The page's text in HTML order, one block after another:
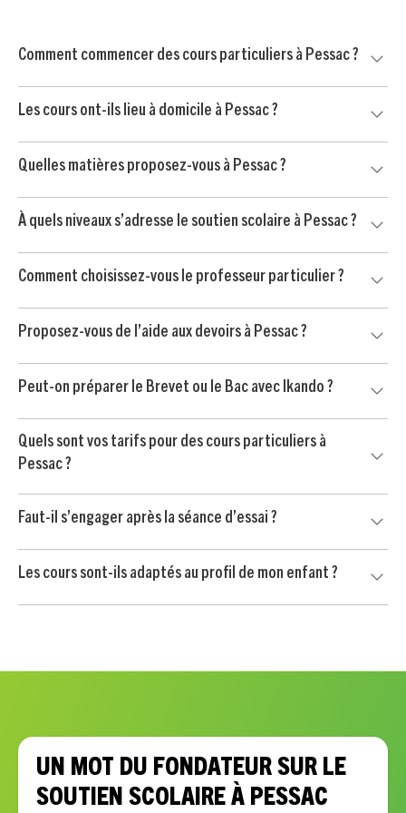
Comment commencer des cours particuliers à Pessac ?
avec un conseiller pédagogique. Nous mettons ensuite
votre enfant en relation avec un professeur particulier
soigneusement sélectionné à Pessac, puis vous
Les cours ont-ils lieu à domicile à Pessac ?
Pessac et dans les environs, selon vos disponibilités et
l’organisation de votre famille.
Quelles matières proposez-vous à Pessac ?
Nous proposons du soutien scolaire dans les matières
principales : mathématiques, français, anglais, physique-
chimie, SVT, histoire-géo, langues et méthodologie.
À quels niveaux s’adresse le soutien scolaire à Pessac ?
du collège et du lycée, avec des séances adaptées au
niveau, aux devoirs et aux objectifs de progression.
Comment choisissez-vous le professeur particulier ?
matières prioritaires, sa personnalité et vos contraintes
d’organisation pour trouver le professeur le plus adapté.
Proposez-vous de l’aide aux devoirs à Pessac ?
Le professeur aide votre enfant à mieux comprendre les
consignes, organiser son travail et gagner en autonomie.
Peut-on préparer le Brevet ou le Bac avec Ikando ?
préparation du Brevet, du Bac et des contrôles importants,
avec un travail ciblé sur les méthodes et les matières clés.
Quels sont vos tarifs pour des cours particuliers à
Pessac ?
heure après crédit d’impôt immédiat de 50 %, selon les
conditions applicables.
Faut-il s’engager après la séance d’essai ?
engagement. Vous continuez uniquement si le professeur
convient à votre enfant et si l’accompagnement vous
Les cours sont-ils adaptés au profil de mon enfant ?
UN MOT DU FONDATEUR SUR LE
SOUTIEN SCOLAIRE À PESSAC